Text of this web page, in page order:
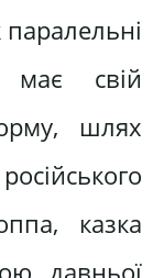
свій
шлях
казка